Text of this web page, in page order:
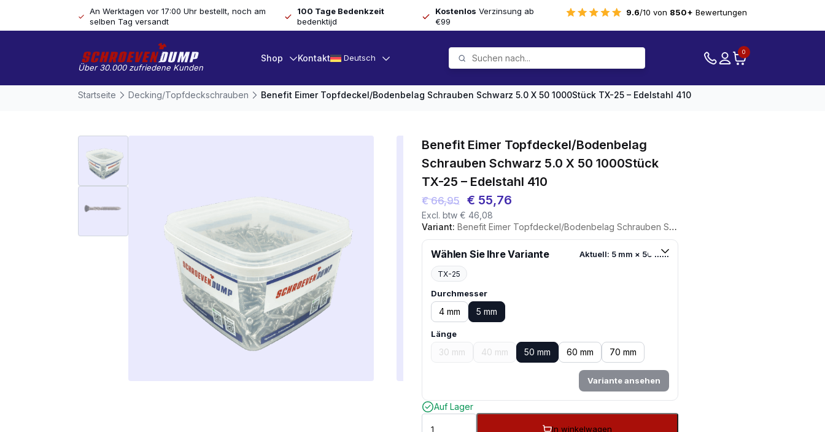
An Werktagen vor 17:00 Uhr bestellt, noch am
selben Tag versandt
100 Tage Bedenkzeit
bedenktijd
Kostenlos Verzinsung ab
€99
9.6/10 von 850+ Bewertungen
Über 30.000 zufriedene Kunden
Shop Kontakt Deutsch
0
Startseite Decking/Topfdeckschrauben Benefit Eimer Topfdeckel/Bodenbelag Schrauben Schwarz 5.0 X 50 1000Stück TX-25 – Edelstahl 410
Benefit Eimer Topfdeckel/Bodenbelag
Schrauben Schwarz 5.0 X 50 1000Stück
TX-25 – Edelstahl 410
€66,95
Ursprünglicher
Preis
war:
€ 66,95
€ 55,76Aktueller
ist:
€ 55,76.
Excl. btw € 46,08
Variant: Benefit Eimer Topfdeckel/Bodenbelag Schrauben Schwarz 5.0 X 50 1000Stück TX-25 - Edelstahl 410
Wählen Sie Ihre Variante Aktuell: 5 mm × 50 mm
TX-25
Durchmesser
4 mm 5 mm
Länge
30 mm 40 mm 50 mm 60 mm 70 mm
Variante ansehen
Auf Lager
In winkelwagen